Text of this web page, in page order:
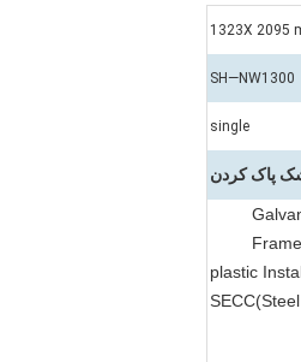
1323X 2095
SH—NW1300
single
پاک کردن
plastic